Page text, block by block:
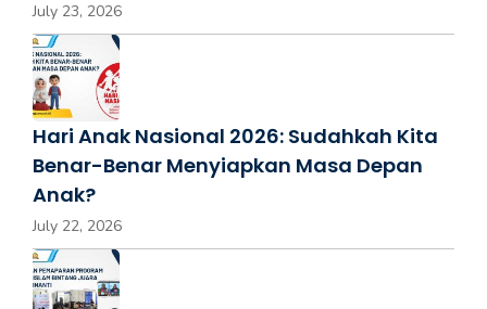
July 23, 2026
Hari Anak Nasional 2026: Sudahkah Kita
Benar-Benar Menyiapkan Masa Depan
Anak?
July 22, 2026